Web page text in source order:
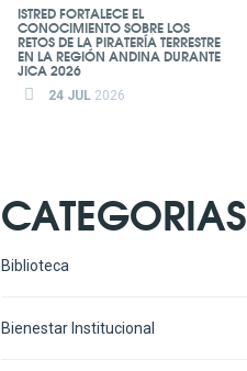
ISTRED FORTALECE EL
CONOCIMIENTO SOBRE LOS
RETOS DE LA PIRATERÍA TERRESTRE
EN LA REGIÓN ANDINA DURANTE
JICA 2026
24 JUL 2026
CATEGORIAS
Biblioteca
Bienestar Institucional